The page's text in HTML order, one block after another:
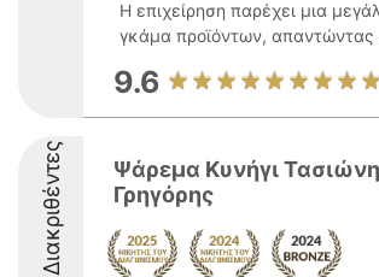
Η επιχείρηση παρέχει μια
γκάμα προϊόντων, απαντώντας
9.6
Διακριθέντες
Ψάρεμα Κυνήγι
Γρηγόρης